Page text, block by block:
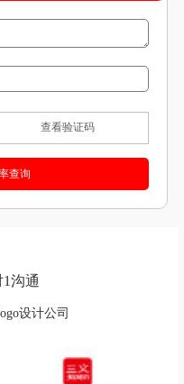
查看验证码
沟通
设计公司